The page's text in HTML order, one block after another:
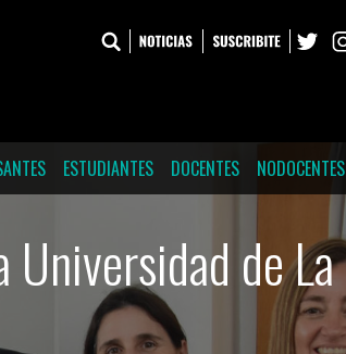
NODOCENTES
DOCENTES
ESTUDIANTES
de La